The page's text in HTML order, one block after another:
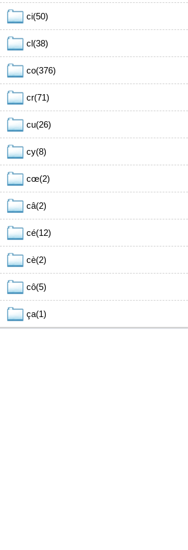
ci(50)
cl(38)
co(376)
cr(71)
cu(26)
cy(8)
cœ(2)
câ(2)
cé(12)
cè(2)
cô(5)
ça(1)